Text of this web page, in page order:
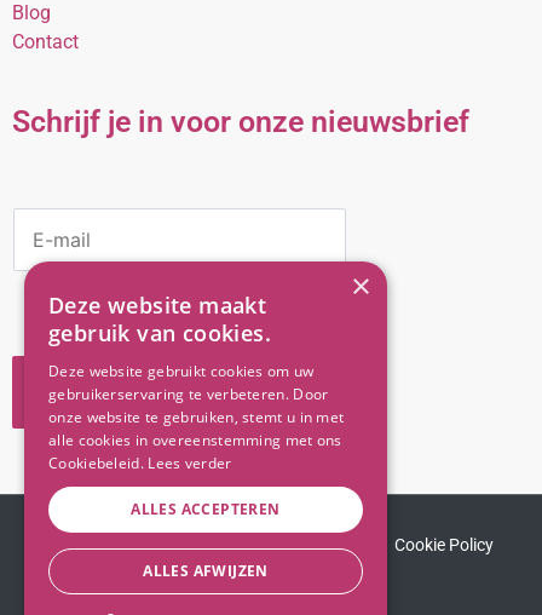
Blog
Contact
Schrijf je in voor onze nieuwsbrief
A
VERZEND
© 2020 - Senso Bellezza. All rights reserved.​
Cookie Policy
Privacy Policy
Sitemap
×
Deze website maakt
gebruik van cookies.
Deze website gebruikt cookies om uw
gebruikerservaring te verbeteren. Door
onze website te gebruiken, stemt u in met
alle cookies in overeenstemming met ons
Cookiebeleid. Lees verder
ALLES ACCEPTEREN
ALLES AFWIJZEN